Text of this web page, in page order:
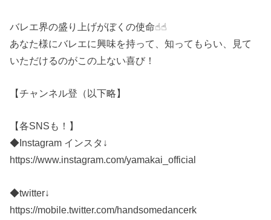
バレエ界の盛り上げがぼくの使命☝︎☝︎
あなた様にバレエに興味を持って、知ってもらい、見て
いただけるのがこの上ない喜び！
【チャンネル登（以下略】
【各SNSも！】
◆Instagram インスタ↓
https://www.instagram.com/yamakai_official
◆twitter↓
https://mobile.twitter.com/handsomedancerk